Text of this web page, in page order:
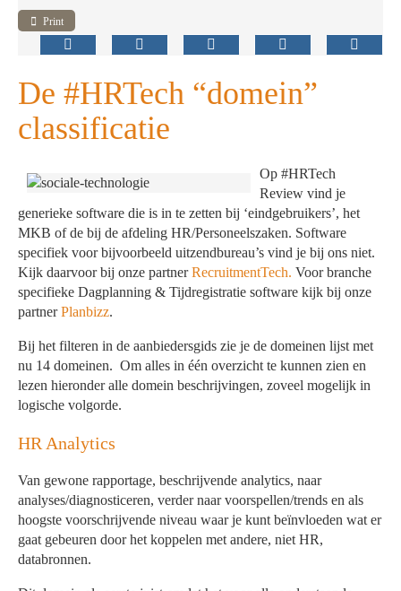
Print
De #HRTech “domein”
classificatie
Op #HRTech
Review vind je
generieke software die is in te zetten bij ‘eindgebruikers’, het
MKB of de bij de afdeling HR/Personeelszaken. Software
specifiek voor bijvoorbeeld uitzendbureau’s vind je bij ons niet.
Kijk daarvoor bij onze partnerRecruitmentTech. Voor branche
specifieke Dagplanning & Tijdregistratie software kijk bij onze
partnerPlanbizz.
Bij het filteren in de aanbiedersgids zie je de domeinen lijst met
nu 14 domeinen. Om alles in één overzicht te kunnen zien en
lezen hieronder alle domein beschrijvingen, zoveel mogelijk in
logische volgorde.
HR Analytics
Van gewone rapportage, beschrijvende analytics, naar
analyses/diagnosticeren, verder naar voorspellen/trends en als
hoogste voorschrijvende niveau waar je kunt beïnvloeden wat er
gaat gebeuren door het koppelen met andere, niet HR,
databronnen.